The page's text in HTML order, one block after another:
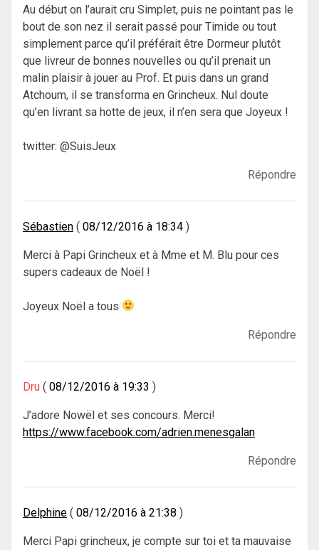
Au début on l’aurait cru Simplet, puis ne pointant pas le
bout de son nez il serait passé pour Timide ou tout
simplement parce qu’il préférait être Dormeur plutôt
que livreur de bonnes nouvelles ou qu’il prenait un
malin plaisir à jouer au Prof. Et puis dans un grand
Atchoum, il se transforma en Grincheux. Nul doute
qu’en livrant sa hotte de jeux, il n’en sera que Joyeux !
twitter: @SuisJeux
Répondre
Sébastien 08/12/2016 à 18:34
Merci à Papi Grincheux et à Mme et M. Blu pour ces
supers cadeaux de Noël !
Joyeux Noël a tous
Répondre
Dru 08/12/2016 à 19:33
J’adore Nowël et ses concours. Merci!
https://www.facebook.com/adrien.menesgalan
Répondre
Delphine 08/12/2016 à 21:38
Merci Papi grincheux, je compte sur toi et ta mauvaise